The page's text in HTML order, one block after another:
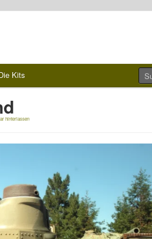
Kits
hinterlassen